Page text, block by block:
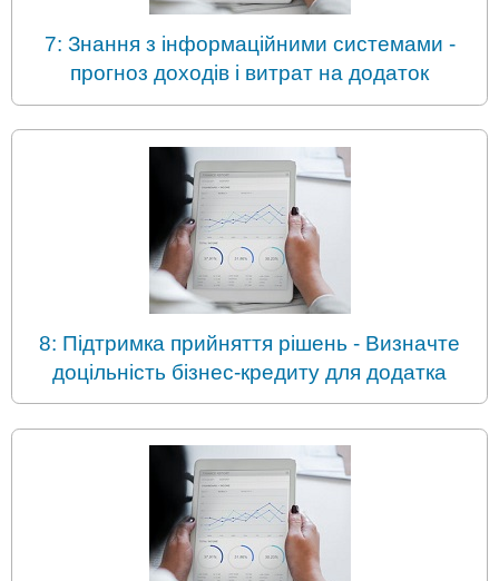
7: Знання з інформаційними системами -
прогноз доходів і витрат на додаток
8: Підтримка прийняття рішень - Визначте
доцільність бізнес-кредиту для додатка